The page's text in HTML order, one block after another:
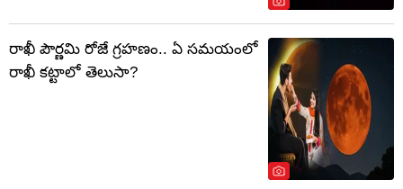
రాఖీ పౌర్ణమి రోజే గ్రహణం.. ఏ సమయంలో
రాఖీ కట్టాలో తెలుసా?